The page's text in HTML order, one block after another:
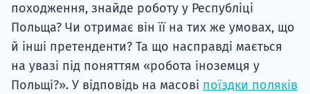
походження, знайде роботу у Республіці
Польща? Чи отримає він її на тих же умовах, що
й інші претенденти? Та що насправді мається
на увазі під поняттям «робота іноземця у
Польщі?». У відповідь на масові поїздки поляків